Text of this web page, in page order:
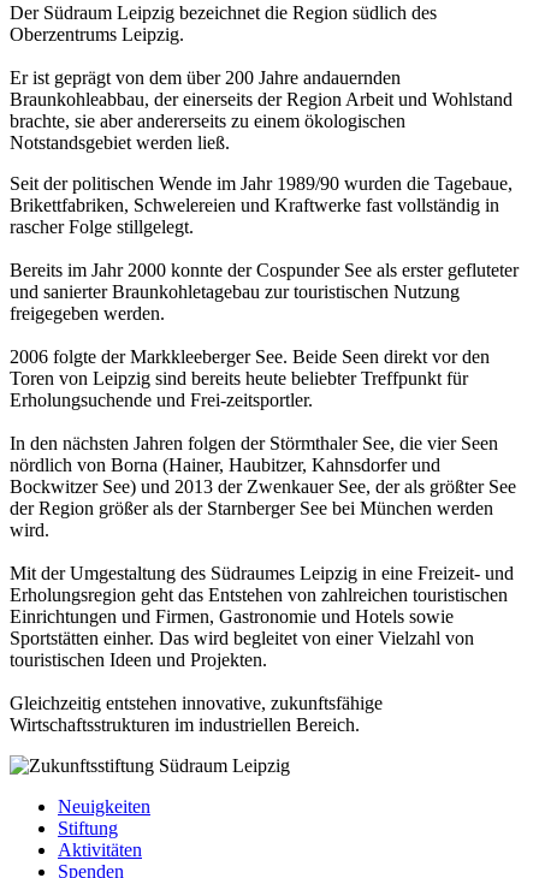
Der Südraum Leipzig bezeichnet die Region südlich des
Oberzentrums Leipzig.
Er ist geprägt von dem über 200 Jahre andauernden
Braunkohleabbau, der einerseits der Region Arbeit und Wohlstand
brachte, sie aber andererseits zu einem ökologischen
Notstandsgebiet werden ließ.
Seit der politischen Wende im Jahr 1989/90 wurden die Tagebaue,
Brikettfabriken, Schwelereien und Kraftwerke fast vollständig in
rascher Folge stillgelegt.
Bereits im Jahr 2000 konnte der Cospunder See als erster gefluteter
und sanierter Braunkohletagebau zur touristischen Nutzung
freigegeben werden.
2006 folgte der Markkleeberger See. Beide Seen direkt vor den
Toren von Leipzig sind bereits heute beliebter Treffpunkt für
Erholungsuchende und Frei-zeitsportler.
In den nächsten Jahren folgen der Störmthaler See, die vier Seen
nördlich von Borna (Hainer, Haubitzer, Kahnsdorfer und
Bockwitzer See) und 2013 der Zwenkauer See, der als größter See
der Region größer als der Starnberger See bei München werden
wird.
Mit der Umgestaltung des Südraumes Leipzig in eine Freizeit- und
Erholungsregion geht das Entstehen von zahlreichen touristischen
Einrichtungen und Firmen, Gastronomie und Hotels sowie
Sportstätten einher. Das wird begleitet von einer Vielzahl von
touristischen Ideen und Projekten.
Gleichzeitig entstehen innovative, zukunftsfähige
Wirtschaftsstrukturen im industriellen Bereich.
Neuigkeiten
Stiftung
Aktivitäten
Spenden